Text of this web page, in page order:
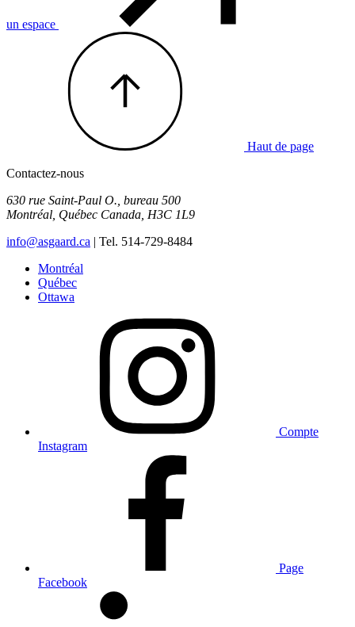
un espace
Haut de page
Contactez-nous
630 rue Saint-Paul O., bureau 500
Montréal Québec Canada H3C 1L9
info@asgaard.ca | Tel. 514-729-8484
Montréal
Québec
Ottawa
Compte
Instagram
Page
Facebook